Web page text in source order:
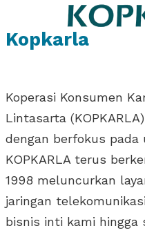
Kopkarla
Koperasi Konsumen
Lintasarta
dengan berfokus pada
KOPKARLA terus
1998 meluncurkan
jaringan
bisnis inti kami hingga